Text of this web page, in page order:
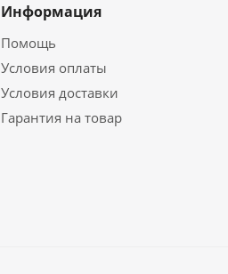
Информация
Помощь
Условия оплаты
Условия доставки
Гарантия на товар